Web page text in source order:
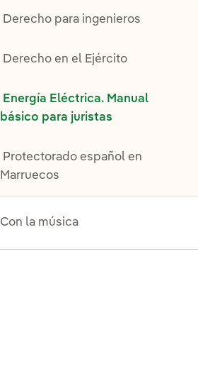
Derecho para ingenieros
Derecho en el Ejército
Energía Eléctrica. Manual
básico para juristas
Protectorado español en
Marruecos
Con la música